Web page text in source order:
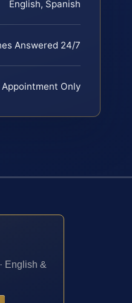
English, Spanish
Answered 24/7
Appointment Only
English &